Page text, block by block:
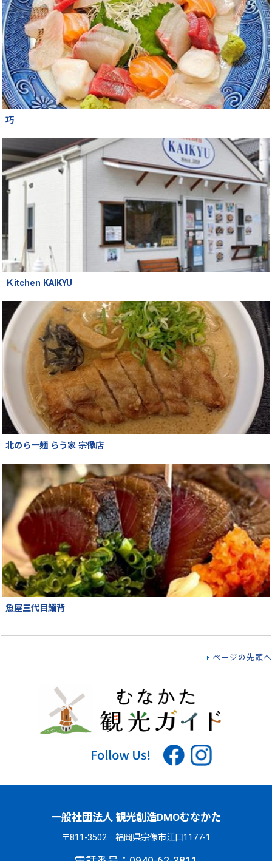
巧
Ｋitchen KAIKYU
北のらー麺 らう家 宗像店
魚屋三代目鯔背
ページの先頭へ
一般社団法人 観光創造DMOむなかた
〒811-3502 福岡県宗像市江口1177-1